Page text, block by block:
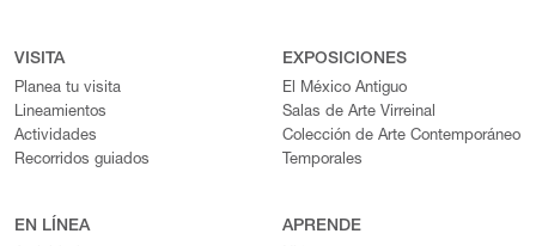
VISITA
Planea tu visita
Lineamientos
Actividades
Recorridos guiados
EXPOSICIONES
El México Antiguo
Salas de Arte Virreinal
Colección de Arte Contemporáneo
Temporales
EN LÍNEA APRENDE